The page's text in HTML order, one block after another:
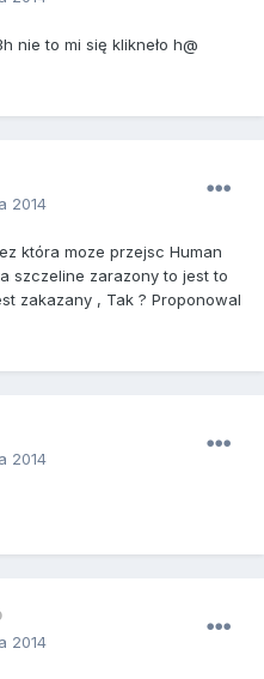
nie to mi się klikneło h@
2014
która moze przejsc Human
szczeline zarazony to jest to
zakazany , Tak ? Proponowal
2014
2014